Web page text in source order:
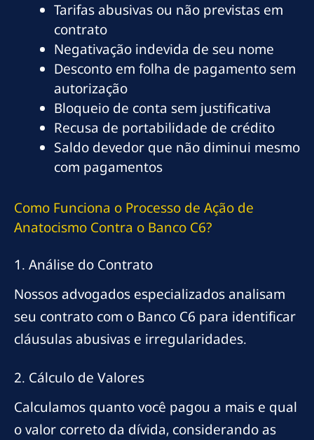
Tarifas abusivas ou não previstas em
contrato
Negativação indevida de seu nome
Desconto em folha de pagamento sem
autorização
Bloqueio de conta sem justificativa
Recusa de portabilidade de crédito
Saldo devedor que não diminui mesmo
com pagamentos
Como Funciona o Processo de Ação de
Anatocismo Contra o Banco C6?
1. Análise do Contrato
Nossos advogados especializados analisam
seu contrato com o Banco C6 para identificar
cláusulas abusivas e irregularidades.
2. Cálculo de Valores
Calculamos quanto você pagou a mais e qual
o valor correto da dívida, considerando as